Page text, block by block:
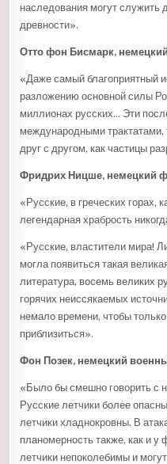
наследования могут служить
древности».
Отто фон Бисмарк, немецкий
«Даже самый благоприятный
разложению основной силы
миллионах русских… Эти
международными трактатами,
друг с другом, как частицы
Фридрих Ницше, немецкий
«Русские, в греческих горах,
легендарная храбрость
«Русские, властители мира!
могла появиться такая
литература, восемь великих
горячих неиссякаемых
немало времени, чтобы
приблизиться».
Фон Позек, немецкий
«Было бы смешно говорить с
Русские летчики более
летчики хладнокровны. В
планомерность также, как и у
летчики непоколебимы и